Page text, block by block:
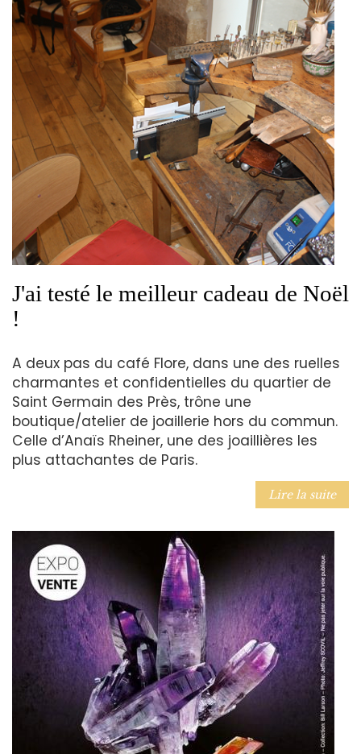
J'ai testé le meilleur cadeau de Noël
!
A deux pas du café Flore, dans une des ruelles
charmantes et confidentielles du quartier de
Saint Germain des Près, trône une
boutique/atelier de joaillerie hors du commun.
Celle d’Anaïs Rheiner, une des joaillières les
plus attachantes de Paris.
Lire la suite